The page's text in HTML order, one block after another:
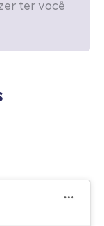
ter você